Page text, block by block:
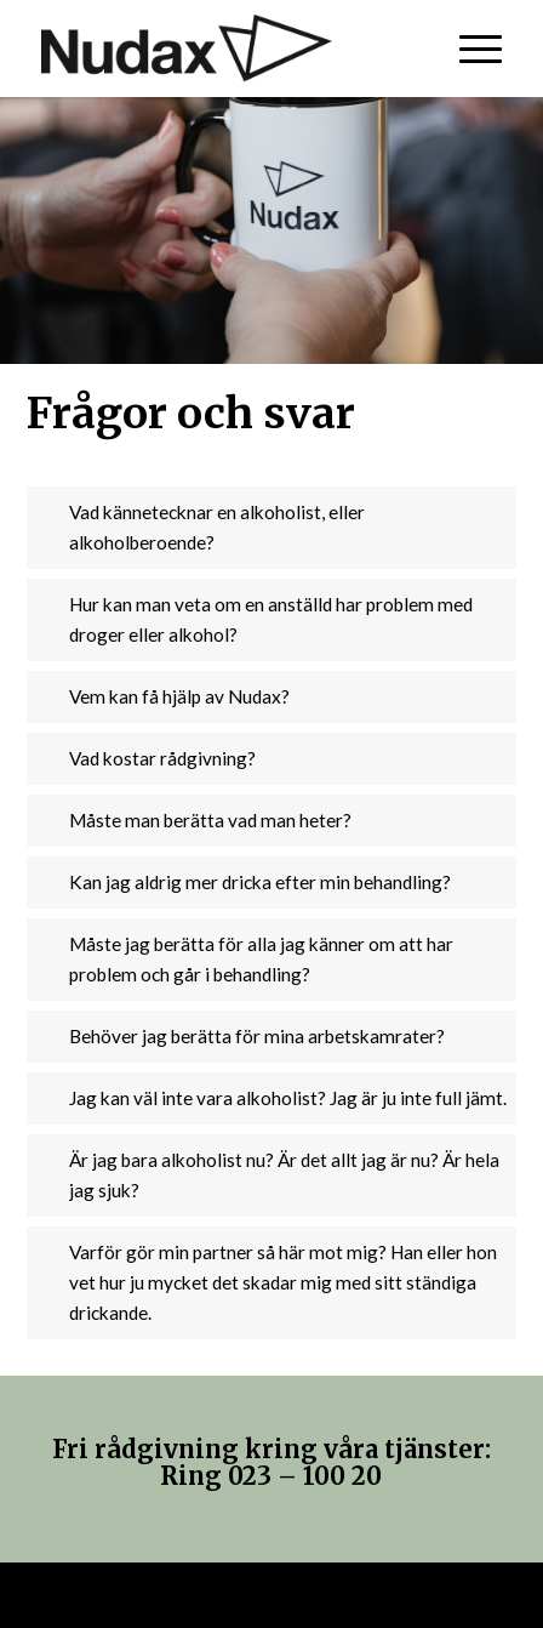
Frågor och svar
Vad kännetecknar en alkoholist, eller
alkoholberoende?
Hur kan man veta om en anställd har problem med
droger eller alkohol?
Vem kan få hjälp av Nudax?
Vad kostar rådgivning?
Måste man berätta vad man heter?
Kan jag aldrig mer dricka efter min behandling?
Måste jag berätta för alla jag känner om att har
problem och går i behandling?
Behöver jag berätta för mina arbetskamrater?
Jag kan väl inte vara alkoholist? Jag är ju inte full jämt.
Är jag bara alkoholist nu? Är det allt jag är nu? Är hela
jag sjuk?
Varför gör min partner så här mot mig? Han eller hon
vet hur ju mycket det skadar mig med sitt ständiga
drickande.
Fri rådgivning kring våra tjänster:
Ring 023 – 100 20